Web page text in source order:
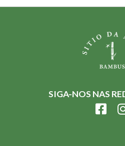
SIGA-NOS NAS